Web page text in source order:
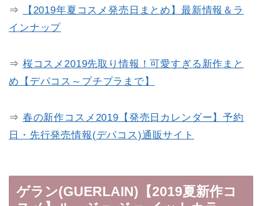
⇒
【2019年夏コスメ発売日まとめ】最新情報＆ラ
インナップ
⇒ 桜コスメ2019先取り情報！可愛すぎる新作まと
め【デパコス～プチプラまで】
⇒ 春の新作コスメ2019【発売日カレンダー】予約
日・先行発売情報(デパコス)通販サイト
ゲラン(GUERLAIN)【2019夏新作コ